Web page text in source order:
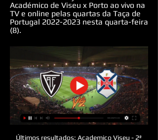
Académico de Viseu x Porto ao vivo na
TV e online pelas quartas da Taça de
Portugal 2022-2023 nesta quarta-feira
(8).
Últimos resultados: Academico Viseu - 2ª